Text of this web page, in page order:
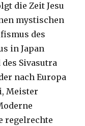
die Zeit Jesu
mystischen
des
in Japan
Sivasutra
nach Europa
Meister
regelrechte